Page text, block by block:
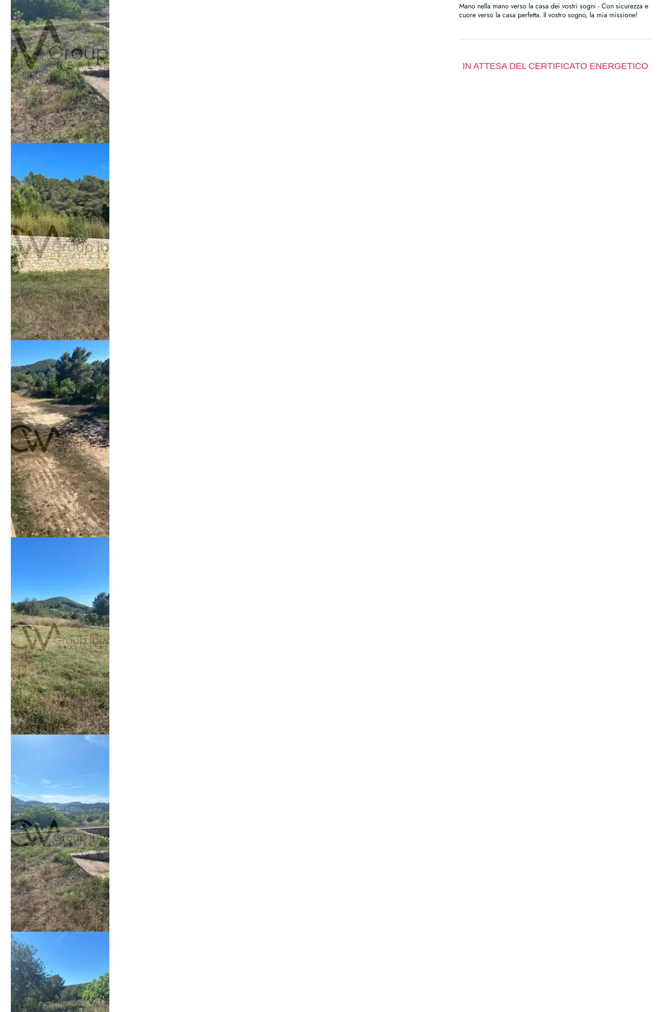
Mano nella mano verso la casa dei vostri sogni - Con sicurezza e
cuore verso la casa perfetta. Il vostro sogno, la mia missione!
IN ATTESA DEL CERTIFICATO ENERGETICO